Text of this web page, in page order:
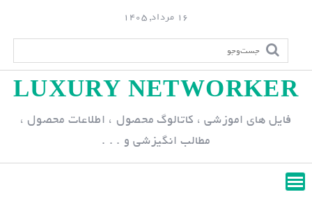
p
n
16 مرداد, 1405
LUXURY NETWORKER
فایل های اموزشی ، کاتالوگ محصول ، اطلاعات محصول ،
مطالب انگیزشی و . . .